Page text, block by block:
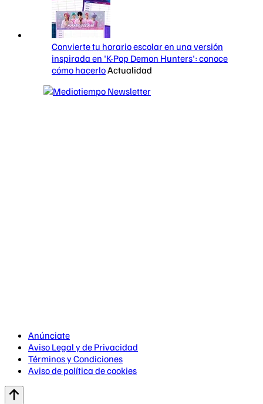
Convierte tu horario escolar en una versión
inspirada en 'K-Pop Demon Hunters': conoce
cómo hacerloActualidad
Anúnciate
Aviso Legal y de Privacidad
Términos y Condiciones
Aviso de política de cookies